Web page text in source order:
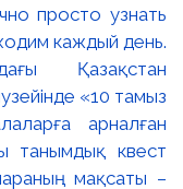
просто узнать
каждый день.